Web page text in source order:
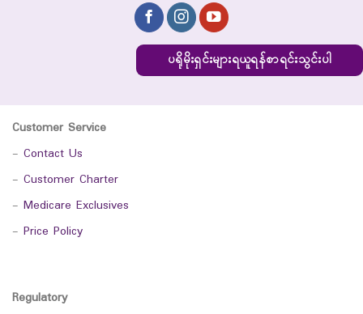
ပရိုမိုးရှင်းများရယူရန်စာရင်းသွင်းပါ
Customer Service
- Contact Us
- Customer Charter
- Medicare Exclusives
- Price Policy
Regulatory